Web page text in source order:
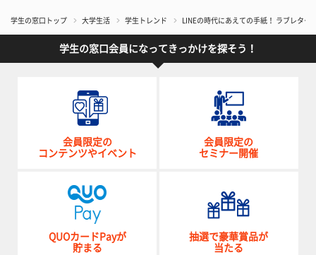
学生の窓口トップ 大学生活 学生トレンド LINEの時代にあえての手紙！ ラブレター
学生の窓口会員になってきっかけを探そう！
会員限定の
コンテンツやイベント
会員限定の
セミナー開催
QUOカードPayが
貯まる
抽選で豪華賞品が
当たる